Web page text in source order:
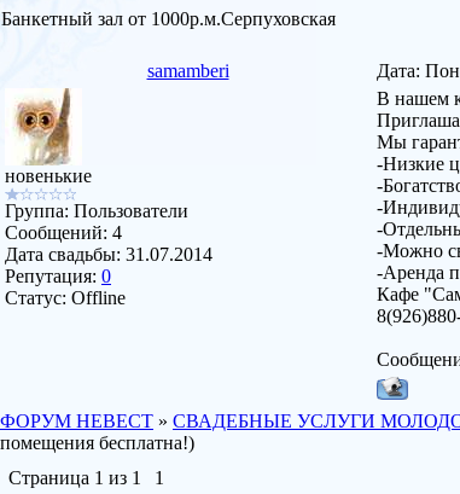
Банкетный зал от 1000р.м.Серпуховская
samamberi Дата:
новенькие
Группа: Пользователи
Сообщений: 4
Дата свадьбы: 31.07.2014
Репутация: 0
Статус: Offline
В нашем
Мы
-Низкие
-
-
-
-Можно
-Аренда
Кафе
ФОРУМ НЕВЕСТ » СВАДЕБНЫЕ УСЛУГИ
помещения бесплатна!)
Страница 1 из 1
1